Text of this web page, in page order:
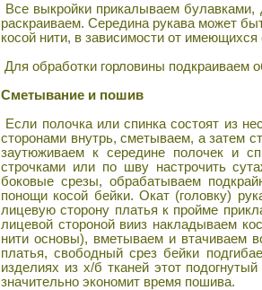
Все выкройки прикалываем
раскраиваем. Середина рукава может
косой нити, в зависимости от имеющихся
Для обработки горловины подкраиваем
Сметывание и пошив
Если полочка или спинка состоят из
сторонами внутрь, сметываем, а затем
заутюживаем к середине полочек и
строчками или по шву настрочить
боковые срезы, обрабатываем
понощи косой бейки. Окат (головку)
лицевую сторону платья к пройме
лицевой стороной вииз накладываем
нити основы), вметываем и втачиваем
платья, свободный срез бейки
изделиях из х/б тканей этот
значительно экономит время пошива.